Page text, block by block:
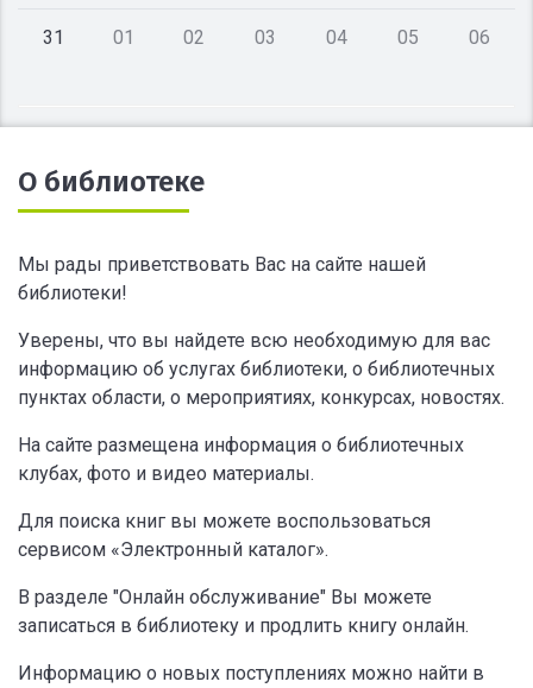
31 01 02 03 04 05 06
О библиотеке
Мы рады приветствовать Вас на сайте нашей
библиотеки!
Уверены, что вы найдете всю необходимую для вас
информацию об услугах библиотеки, о библиотечных
пунктах области, о мероприятиях, конкурсах, новостях.
На сайте размещена информация о библиотечных
клубах, фото и видео материалы.
Для поиска книг вы можете воспользоваться
сервисом «Электронный каталог».
В разделе "Онлайн обслуживание" Вы можете
записаться в библиотеку и продлить книгу онлайн.
Информацию о новых поступлениях можно найти в